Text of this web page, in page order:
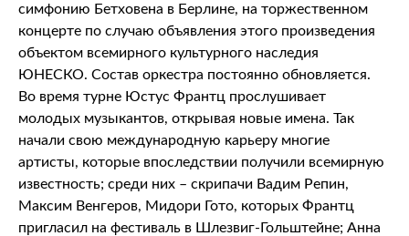
симфонию Бетховена в Берлине, на торжественном
концерте по случаю объявления этого произведения
объектом всемирного культурного наследия
ЮНЕСКО. Состав оркестра постоянно обновляется.
Во время турне Юстус Франтц прослушивает
молодых музыкантов, открывая новые имена. Так
начали свою международную карьеру многие
артисты, которые впоследствии получили всемирную
известность; среди них – скрипачи Вадим Репин,
Максим Венгеров, Мидори Гото, которых Франтц
пригласил на фестиваль в Шлезвиг-Гольштейне; Анна